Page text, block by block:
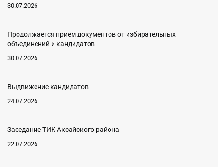
30.07.2026
Продолжается прием документов от избирательных
объединений и кандидатов
30.07.2026
Выдвижение кандидатов
24.07.2026
Заседание ТИК Аксайского района
22.07.2026